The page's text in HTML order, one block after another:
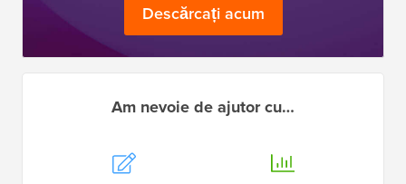
Descărcați acum
Am nevoie de ajutor cu…